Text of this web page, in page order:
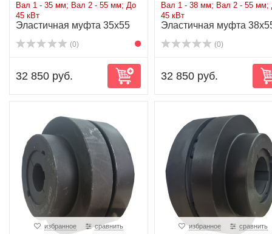
Вал 1 - 35 мм; Вал 2 - 55 мм; До
45 кВт
Эластичная муфта 35x55
(0)
32 850 руб.
Вал 1 - 38 мм; Вал 2 - 55 мм;
45 кВт
Эластичная муфта
(0)
32 850 руб.
избранное сравнить избранное сравнить